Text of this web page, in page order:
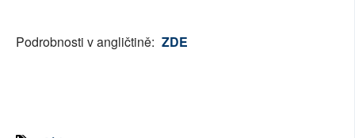
Podrobnosti v angličtině: ZDE